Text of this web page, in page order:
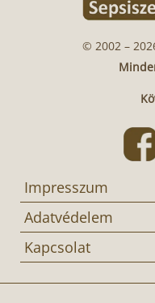
© 2002 –
Impresszum
Adatvédelem
Kapcsolat